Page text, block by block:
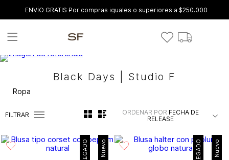
ENVÍO GRATIS Por compras iguales o superiores a $250.000
Black Days | Studio F
Ropa
FILTRAR ORDENAR POR FECHA DE
RELEASE
Nuevo
LEGADO Nuevo
LEGADO